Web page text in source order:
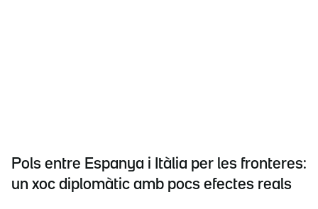
Pols entre Espanya i Itàlia per les fronteres:
un xoc diplomàtic amb pocs efectes reals